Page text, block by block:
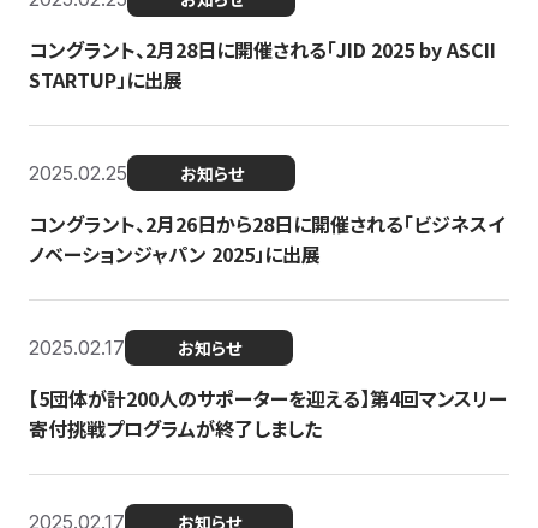
コングラント、2月28日に開催される「JID 2025 by ASCII
STARTUP」に出展
2025.02.25 お知らせ
コングラント、2月26日から28日に開催される「ビジネスイ
ノベーションジャパン 2025」に出展
2025.02.17 お知らせ
【5団体が計200人のサポーターを迎える】​​第4回マンスリー
寄付挑戦プログラムが終了しました
2025.02.17 お知らせ